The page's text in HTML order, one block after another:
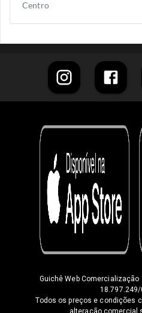
Centro
Guichê Web Comercialização
18.797.249/
Todos os preços e condições
alteração comercial